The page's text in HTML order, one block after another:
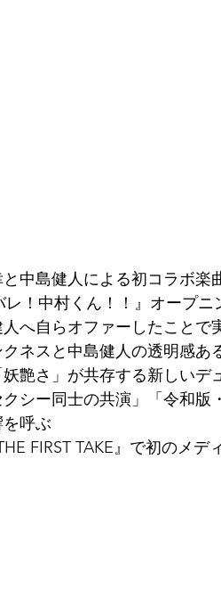
中島健人による初コラボ楽
レ！中村くん！！』オープ
へ自らオファーしたことで
ネスと中島健人の透明感あ
妖艶さ」が共存する新しい
クシー同士の共演」「令和
呼ぶ
FIRST TAKE』で初のメデ